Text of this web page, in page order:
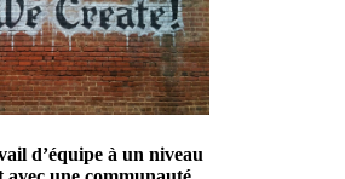
d’équipe à un niveau